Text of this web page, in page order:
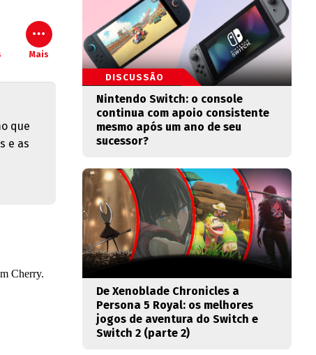
Mais
que
e as
DISCUSSÃO
Nintendo Switch: o console
continua com apoio consistente
mesmo após um ano de seu
sucessor?
De Xenoblade Chronicles a
Persona 5 Royal: os melhores
jogos de aventura do Switch e
Switch 2 (parte 2)